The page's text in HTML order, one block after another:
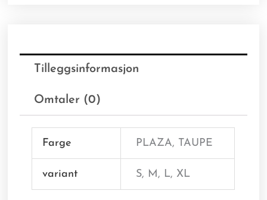
Tilleggsinformasjon
Omtaler (0)
Farge PLAZA, TAUPE
variant S, M, L, XL